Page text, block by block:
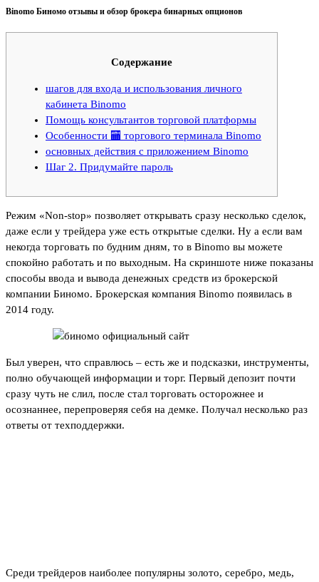
Binomo Биномо отзывы и обзор брокера бинарных опционов
Содержание
шагов для входа и использования личного
кабинета Binomo
Помощь консультантов торговой платформы
Особенности 🏧 торгового терминала Binomo
основных действия с приложением Binomo
Шаг 2. Придумайте пароль
Режим «Non-stop» позволяет открывать сразу несколько сделок,
даже если у трейдера уже есть открытые сделки. Ну а если вам
некогда торговать по будним дням, то в Binomo вы можете
спокойно работать и по выходным. На скриншоте ниже показаны
способы ввода и вывода денежных средств из брокерской
компании Биномо. Брокерская компания Binomo появилась в
2014 году.
Был уверен, что справлюсь – есть же и подсказки, инструменты,
полно обучающей информации и торг. Первый депозит почти
сразу чуть не слил, после стал торговать осторожнее и
осознаннее, перепроверяя себя на демке. Получал несколько раз
ответы от техподдержки.
Среди трейдеров наиболее популярны золото, серебро, медь,